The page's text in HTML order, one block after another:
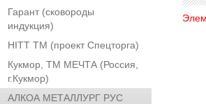
Гарант (сковороды
индукция)
HITT ТМ (проект Спецторга)
Кукмор, ТМ МЕЧТА (Россия,
г.Кукмор)
АЛКОА МЕТАЛЛУРГ РУС